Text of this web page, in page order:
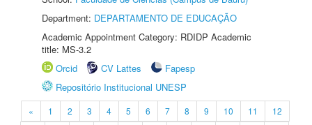
Department: DEPARTAMENTO DE EDUCAÇÃO
Academic Appointment Category: RDIDP Academic
title: MS-3.2
Orcid
CV Lattes
Fapesp
Repositório Institucional UNESP
« 1 2 3 4 5 6 7 8 9 10 11
12